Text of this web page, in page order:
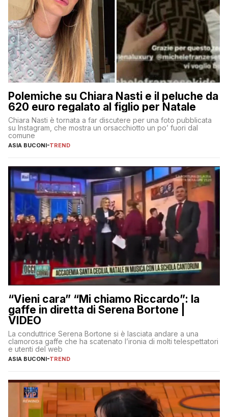
Polemiche su Chiara Nasti e il peluche da
620 euro regalato al figlio per Natale
Chiara Nasti è tornata a far discutere per una foto pubblicata
su Instagram, che mostra un orsacchiotto un po’ fuori dal
comune
ASIA BUCONI-TREND
“Vieni cara” “Mi chiamo Riccardo”: la
gaffe in diretta di Serena Bortone |
VIDEO
La conduttrice Serena Bortone si è lasciata andare a una
clamorosa gaffe che ha scatenato l’ironia di molti telespettatori
e utenti del web
ASIA BUCONI-TREND